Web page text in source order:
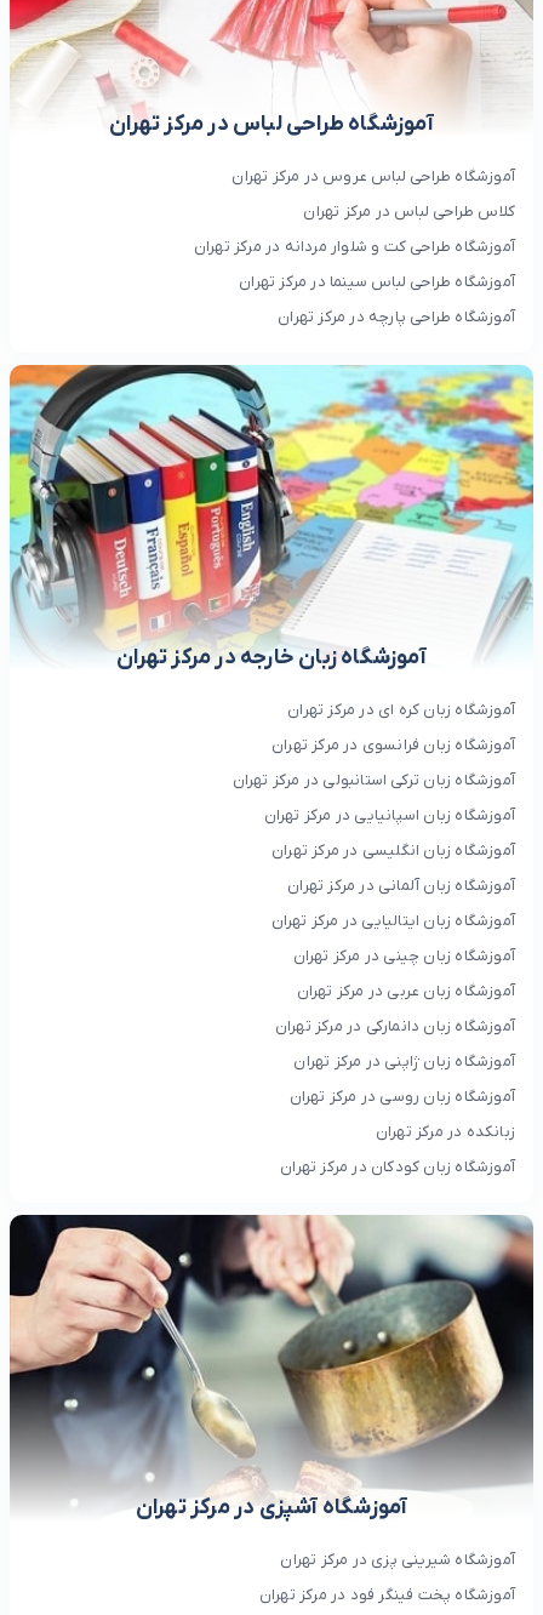
آموزشگاه طراحی لباس در مرکز تهران
آموزشگاه طراحی لباس عروس در مرکز تهران
کلاس طراحی لباس در مرکز تهران
آموزشگاه طراحی کت و شلوار مردانه در مرکز تهران
آموزشگاه طراحی لباس سینما در مرکز تهران
آموزشگاه طراحی پارچه در مرکز تهران
آموزشگاه زبان خارجه در مرکز تهران
آموزشگاه زبان کره ای در مرکز تهران
آموزشگاه زبان فرانسوی در مرکز تهران
آموزشگاه زبان ترکی استانبولی در مرکز تهران
آموزشگاه زبان اسپانیایی در مرکز تهران
آموزشگاه زبان انگلیسی در مرکز تهران
آموزشگاه زبان آلمانی در مرکز تهران
آموزشگاه زبان ایتالیایی در مرکز تهران
آموزشگاه زبان چینی در مرکز تهران
آموزشگاه زبان عربی در مرکز تهران
آموزشگاه زبان دانمارکی در مرکز تهران
آموزشگاه زبان ژاپنی در مرکز تهران
آموزشگاه زبان روسی در مرکز تهران
زبانکده در مرکز تهران
آموزشگاه زبان کودکان در مرکز تهران
آموزشگاه آشپزی در مرکز تهران
آموزشگاه شیرینی پزی در مرکز تهران
آموزشگاه پخت فینگر فود در مرکز تهران